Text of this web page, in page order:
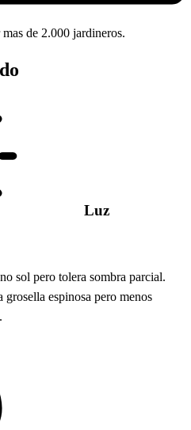
de 2.000 jardineros.
Luz
sol pero tolera sombra parcial.
espinosa pero menos